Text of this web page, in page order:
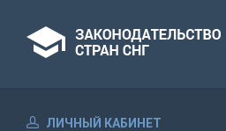
ЛИЧНЫЙ КАБИНЕТ